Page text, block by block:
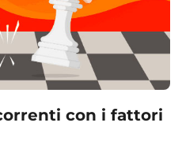
con i fattori